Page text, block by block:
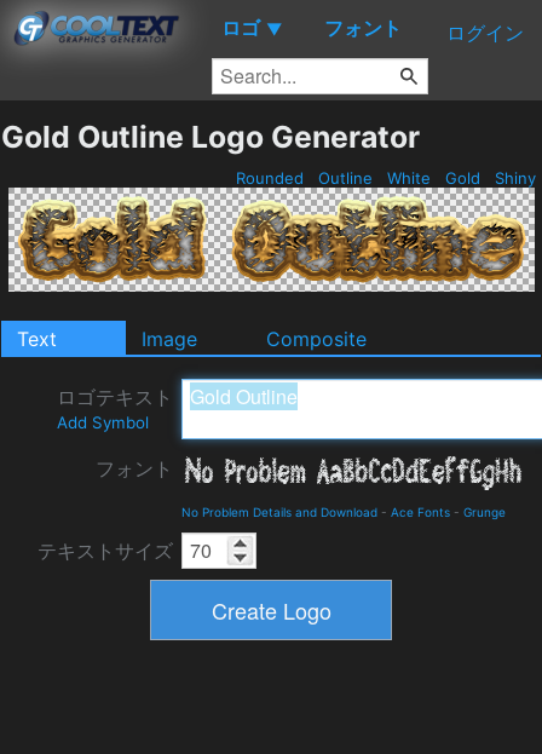
ロゴ ▼ フォント ログイン
Gold Outline Logo Generator
Rounded Outline White Gold Shiny
Text Image Composite
ロゴテキスト
Add Symbol
フォント
No Problem Details and Download - Ace Fonts - Grunge
テキストサイズ